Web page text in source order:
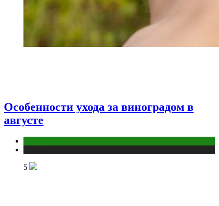
Особенности ухода за виноградом в
августе
5